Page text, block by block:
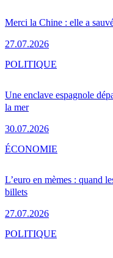
Merci la Chine : elle a
27.07.2026
Une enclave espagnole
la mer
30.07.2026
POLITIQUE
L’euro en mèmes : quand
billets
27.07.2026
ÉCONOMIE
POLITIQUE